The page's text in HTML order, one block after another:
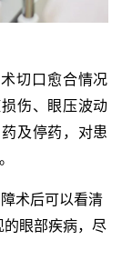
切口愈合情况
伤、眼压波动
及停药，对患
术后可以看清
的眼部疾病，尽